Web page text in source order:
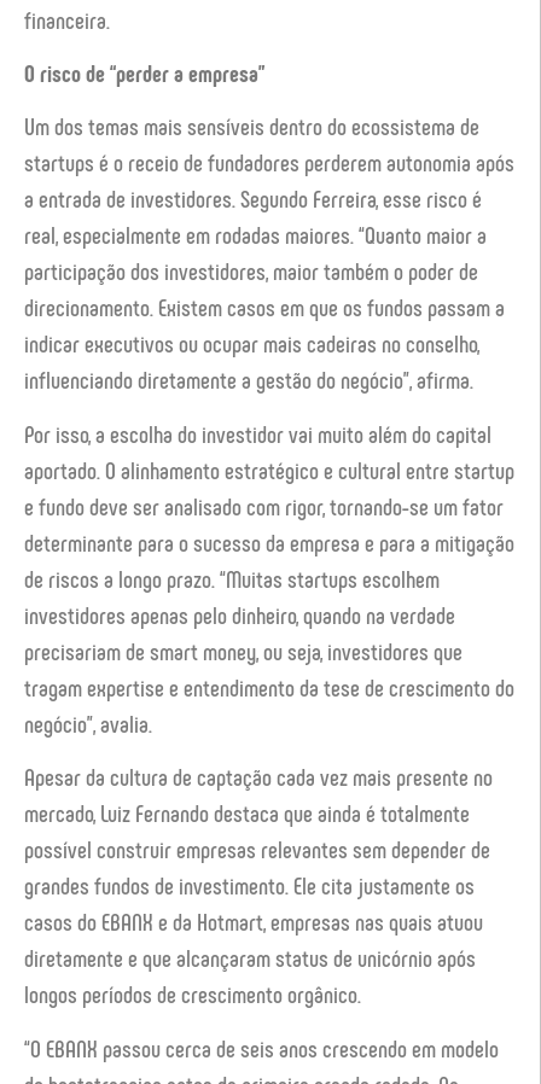
financeira.
O risco de “perder a empresa”
Um dos temas mais sensíveis dentro do ecossistema de
startups é o receio de fundadores perderem autonomia após
a entrada de investidores. Segundo Ferreira, esse risco é
real, especialmente em rodadas maiores. “Quanto maior a
participação dos investidores, maior também o poder de
direcionamento. Existem casos em que os fundos passam a
indicar executivos ou ocupar mais cadeiras no conselho,
influenciando diretamente a gestão do negócio”, afirma.
Por isso, a escolha do investidor vai muito além do capital
aportado. O alinhamento estratégico e cultural entre startup
e fundo deve ser analisado com rigor, tornando-se um fator
determinante para o sucesso da empresa e para a mitigação
de riscos a longo prazo. “Muitas startups escolhem
investidores apenas pelo dinheiro, quando na verdade
precisariam de smart money, ou seja, investidores que
tragam expertise e entendimento da tese de crescimento do
negócio”, avalia.
Apesar da cultura de captação cada vez mais presente no
mercado, Luiz Fernando destaca que ainda é totalmente
possível construir empresas relevantes sem depender de
grandes fundos de investimento. Ele cita justamente os
casos do EBANX e da Hotmart, empresas nas quais atuou
diretamente e que alcançaram status de unicórnio após
longos períodos de crescimento orgânico.
“O EBANX passou cerca de seis anos crescendo em modelo